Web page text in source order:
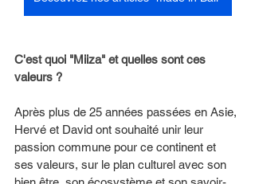
C'est quoi "Miiza" et quelles sont ces
valeurs ?
Après plus de 25 années passées en Asie,
Hervé et David ont souhaité unir leur
passion commune pour ce continent et
ses valeurs, sur le plan culturel avec son